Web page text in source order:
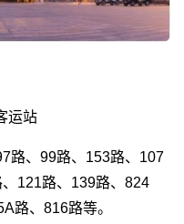
运站
路、99路、153路、107
121路、139路、824
路、816路等。